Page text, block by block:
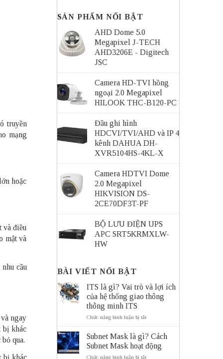
truyền
mạng
hoặc
và điều
mật và
cầu
ngay
bị khác
qua.
SẢN PHẨM NỔI BẬT
AHD Dome 5.0
Megapixel J-TECH
AHD3206E - Digitech
JSC
Camera HD-TVI hồng
ngoại 2.0 Megapixel
HILOOK THC-B120-PC
Đầu ghi hình
HDCVI/TVI/AHD và IP 4
kênh DAHUA DH-
XVR5104HS-4KL-X
Camera HDTVI Dome
2.0 Megapixel
HIKVISION DS-
2CE70DF3T-PF
BỘ LƯU ĐIỆN UPS
APC SRT5KRMXLW-
HW
BÀI VIẾT NỔI BẬT
ITS là gì? Vai trò và lợi ích
của hệ thống giao thông
thông minh ITS
Chức năng bình luận bị tắtở
gì?
Vai
Subnet Mask là gì? Cách
Subnet Mask hoạt động
Chức năng bình luận bị tắtở